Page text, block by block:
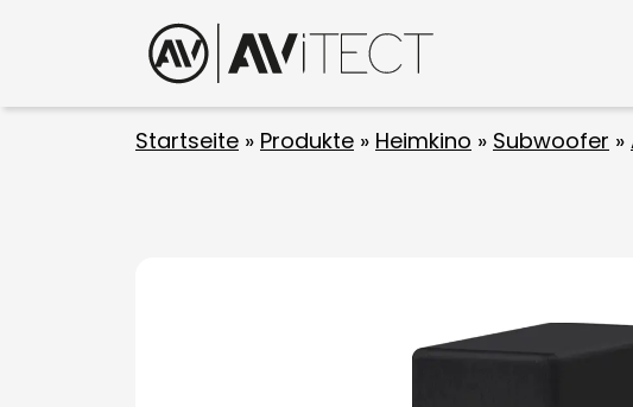
Startseite » Produkte » Heimkino » Subwoofer »